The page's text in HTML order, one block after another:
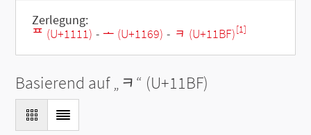
Zerlegung:
ᄑ (U+1111) - ᅩ (U+1169) - ᆿ (U+11BF)[1]
Basierend auf „ᆿ“ (U+11BF)